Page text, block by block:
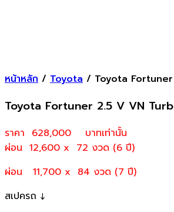
หน้าหลัก / Toyota / Toyota
Toyota Fortuner 2.5 V VN
ราคา 628,000
บาทเท่านั้น
ผ่อน 12,600 x 72 งวด (6 ปี)
ผ่อน 11,700 x 84 งวด (7 ปี)
สเปครถ ↓